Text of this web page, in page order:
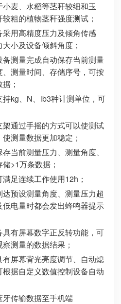
小麦、水稻等茎秆较细和玉
粗的植物茎秆强度测试；
采用高精度压力及倾角传感
小及设备倾斜角度；
备测量完成自动保存当前测量
测量时间、存储序号，可按
；
持kg、N、lb3种计测单位，可
架通过手摇的方式可以使测试
测量数据更加稳定；
存当前测量压力、测量角度、
>1万条数据；
足连续工作使用12h；
达预设测量角度、测量压力超
电量时都会发出蜂鸣器提示
具有屏幕数字正反转功能，可
测量的数据结果；
有屏幕背光亮度调节、自动熄
据自定义数值控制设备自动
牙传输数据至手机端